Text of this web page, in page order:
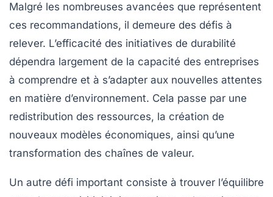
Malgré les nombreuses avancées que représentent
ces recommandations, il demeure des défis à
relever. L’efficacité des initiatives de durabilité
dépendra largement de la capacité des entreprises
à comprendre et à s’adapter aux nouvelles attentes
en matière d’environnement. Cela passe par une
redistribution des ressources, la création de
nouveaux modèles économiques, ainsi qu’une
transformation des chaînes de valeur.
Un autre défi important consiste à trouver l’équilibre